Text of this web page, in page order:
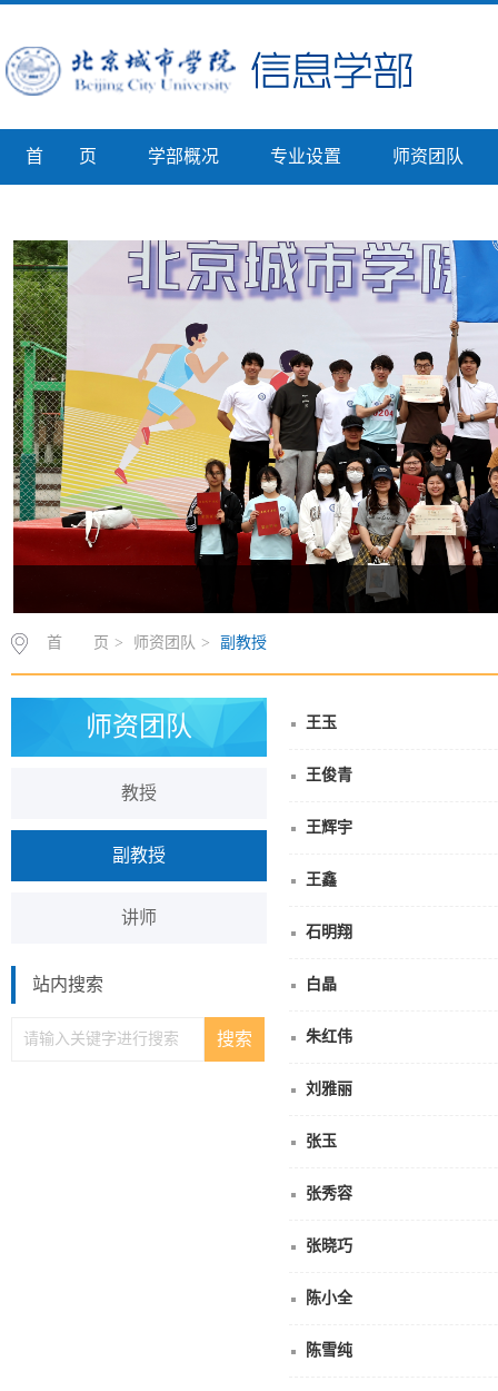
首 页 学部概况 专业设置 师资团队
首 页 > 师资团队 > 副教授
师资团队
教授
副教授
讲师
站内搜索
王玉
王俊青
王辉宇
王鑫
石明翔
白晶
朱红伟
刘雅丽
张玉
张秀容
张晓巧
陈小全
陈雪纯